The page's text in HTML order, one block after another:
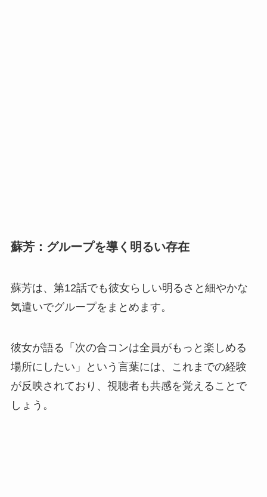
蘇芳：グループを導く明るい存在
蘇芳は、第12話でも彼女らしい明るさと細やかな
気遣いでグループをまとめます。
彼女が語る「次の合コンは全員がもっと楽しめる
場所にしたい」という言葉には、これまでの経験
が反映されており、視聴者も共感を覚えることで
しょう。